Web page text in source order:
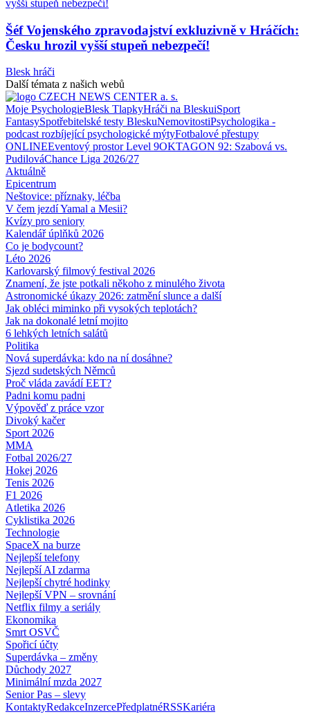
Šéf Vojenského zpravodajství exkluzivně v Hráčích:
Česku hrozil vyšší stupeň nebezpečí!
Blesk hráči
Další témata z našich webů
Moje PsychologieBlesk TlapkyHráči na BleskuiSport
FantasySpotřebitelské testy BleskuNemovitostiPsychologika -
podcast rozbíjející psychologické mýtyFotbalové přestupy
ONLINEEventový prostor Level 9OKTAGON 92: Szabová vs.
PudilováChance Liga 2026/27
Aktuálně
Epicentrum
Neštovice: příznaky, léčba
V čem jezdí Yamal a Mesii?
Kvízy pro seniory
Kalendář úplňků 2026
Co je bodycount?
Léto 2026
Karlovarský filmový festival 2026
Znamení, že jste potkali někoho z minulého života
Astronomické úkazy 2026: zatmění slunce a další
Jak obléci miminko při vysokých teplotách?
Jak na dokonalé letní mojito
6 lehkých letních salátů
Politika
Nová superdávka: kdo na ní dosáhne?
Sjezd sudetských Němců
Proč vláda zavádí EET?
Padni komu padni
Výpověď z práce vzor
Divoký kačer
Sport 2026
MMA
Fotbal 2026/27
Hokej 2026
Tenis 2026
F1 2026
Atletika 2026
Cyklistika 2026
Technologie
SpaceX na burze
Nejlepší telefony
Nejlepší AI zdarma
Nejlepší chytré hodinky
Nejlepší VPN – srovnání
Netflix filmy a seriály
Ekonomika
Smrt OSVČ
Spořicí účty
Superdávka – změny
Důchody 2027
Minimální mzda 2027
Senior Pas – slevy
KontaktyRedakceInzercePředplatnéRSSKariéra